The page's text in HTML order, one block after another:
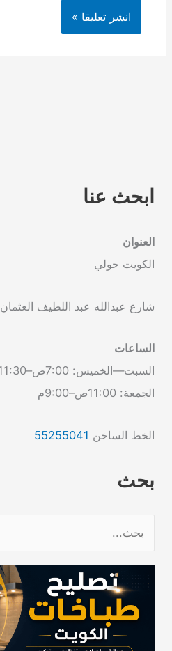
ابحث عنا
العنوان
الكويت حولي
شارع عبدالله عبد اللطيف العثمان
الساعات
السبت—الخميس: 7:00ص–11:30م
الجمعة: 11:00ص–9:00م
الخط الساخن 55255041
بحث